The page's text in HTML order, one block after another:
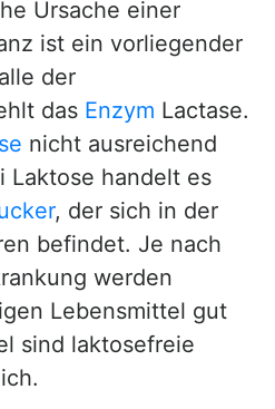
Ursache einer
ist ein vorliegender
der
das Enzym Lactase.
nicht ausreichend
Laktose handelt es
, der sich in der
befindet. Je nach
werden
Lebensmittel gut
sind laktosefreie